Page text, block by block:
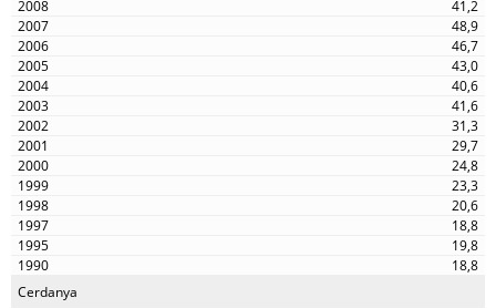
41,2
48,9
46,7
43,0
40,6
41,6
31,3
29,7
24,8
23,3
20,6
18,8
19,8
18,8
Cerdanya